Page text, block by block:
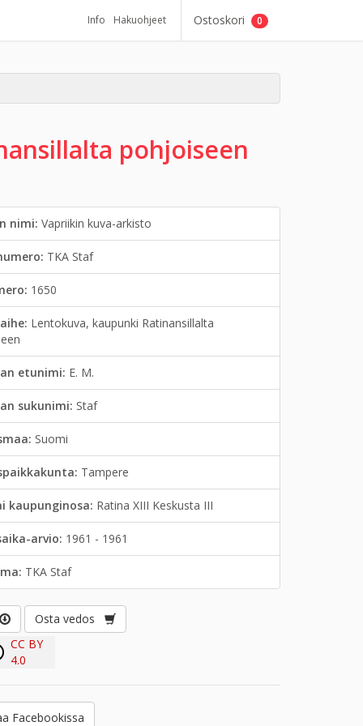
Info Hakuohjeet Ostoskori 0
pohjoiseen
nimi:Vapriikin kuva-arkisto
TKA Staf
1650
Lentokuva, kaupunki Ratinansillalta
etunimi: E. M.
sukunimi: Staf
Suomi
Tampere
kaupunginosa: Ratina XIII Keskusta III
arvio: 1961 - 1961
TKA Staf
Osta vedos
CC BY
4.0
Facebookissa